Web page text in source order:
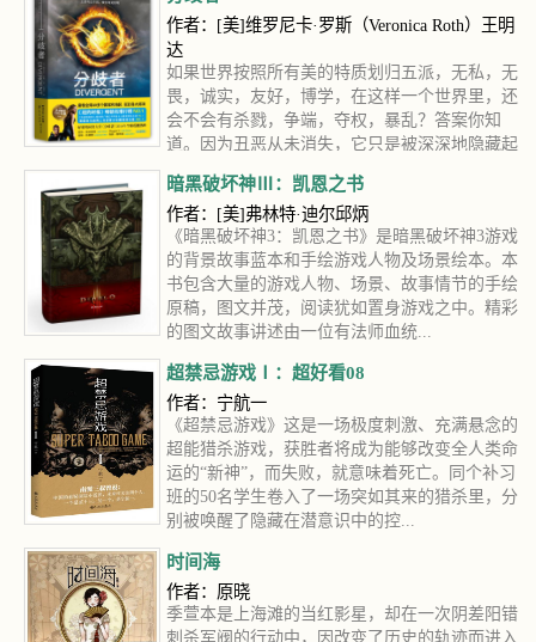
作者：[美]维罗尼卡·罗斯（Veronica Roth）王明
达
如果世界按照所有美的特质划归五派，无私，无
畏，诚实，友好，博学，在这样一个世界里，还
会不会有杀戮，争端，夺权，暴乱？答案你知
道。因为丑恶从未消失，它只是被深深地隐藏起
暗黑破坏神Ⅲ：凯恩之书
作者：[美]弗林特·迪尔邱炳
《暗黑破坏神3：凯恩之书》是暗黑破坏神3游戏
的背景故事蓝本和手绘游戏人物及场景绘本。本
书包含大量的游戏人物、场景、故事情节的手绘
原稿，图文并茂，阅读犹如置身游戏之中。精彩
的图文故事讲述由一位有法师血统...
超禁忌游戏Ⅰ：超好看08
作者：宁航一
《超禁忌游戏》这是一场极度刺激、充满悬念的
超能猎杀游戏，获胜者将成为能够改变全人类命
运的“新神”，而失败，就意味着死亡。同个补习
班的50名学生卷入了一场突如其来的猎杀里，分
别被唤醒了隐藏在潜意识中的控...
时间海
作者：原晓
季萱本是上海滩的当红影星，却在一次阴差阳错
刺杀军阀的行动中，因改变了历史的轨迹而进入